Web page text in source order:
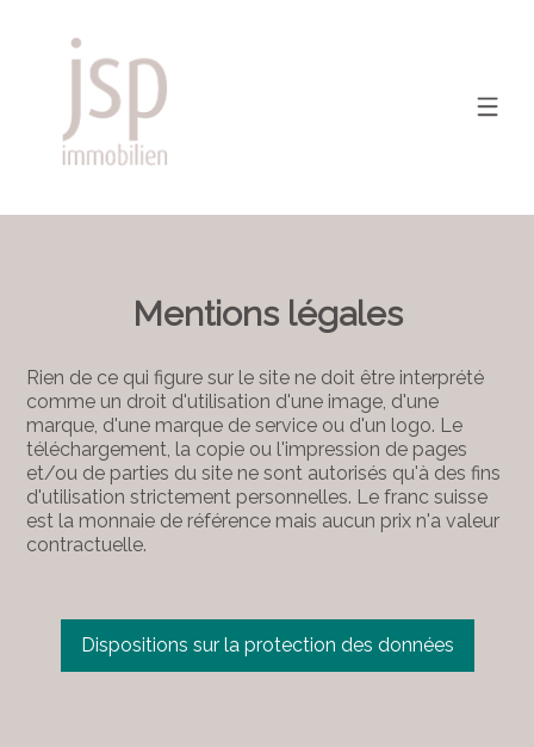
Mentions légales
Rien de ce qui figure sur le site ne doit être interprété
comme un droit d'utilisation d'une image, d'une
marque, d'une marque de service ou d'un logo. Le
téléchargement, la copie ou l'impression de pages
et/ou de parties du site ne sont autorisés qu'à des fins
d'utilisation strictement personnelles. Le franc suisse
est la monnaie de référence mais aucun prix n'a valeur
contractuelle.
Dispositions sur la protection des données